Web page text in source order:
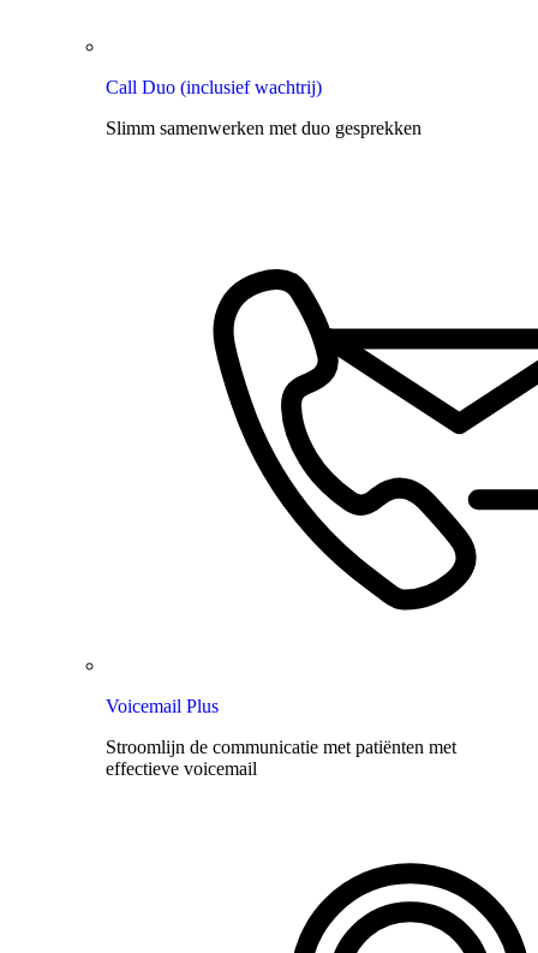
Call Duo (inclusief wachtrij)
Slimm samenwerken met duo gesprekken
Voicemail Plus
Stroomlijn de communicatie met patiënten met
effectieve voicemail